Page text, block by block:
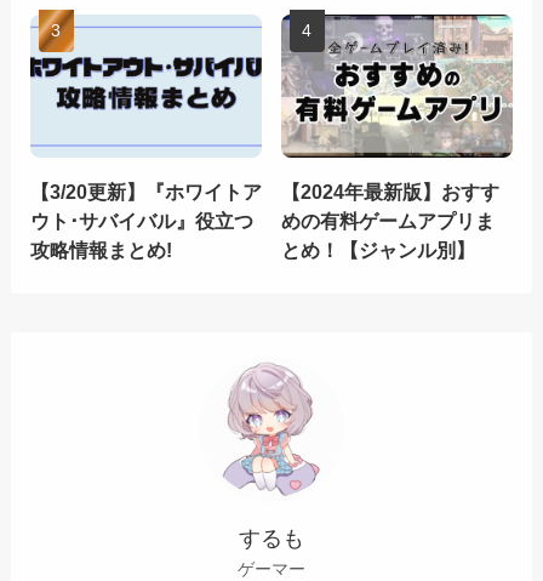
【3/20更新】『ホワイトア
ウト･サバイバル』役立つ
攻略情報まとめ!
【2024年最新版】おすす
めの有料ゲームアプリま
とめ！【ジャンル別】
するも
ゲーマー